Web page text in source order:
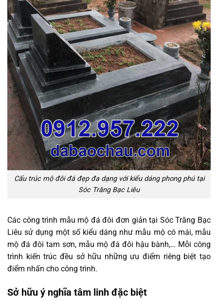
Cấu trúc mộ đôi đá đẹp đa dạng với kiểu dáng phong phú tại
Sóc Trăng Bạc Liêu
Các công trình mẫu mộ đá đôi đơn giản tại Sóc Trăng Bạc
Liêu sử dụng một số kiểu dáng như mẫu mộ có mái, mẫu
mộ đá đôi tam sơn, mẫu mộ đá đôi hậu bành,… Mỗi công
trình kiến trúc đều sở hữu những ưu điểm riêng biệt tạo
điểm nhấn cho công trình.
Sở hữu ý nghĩa tâm linh đặc biệt